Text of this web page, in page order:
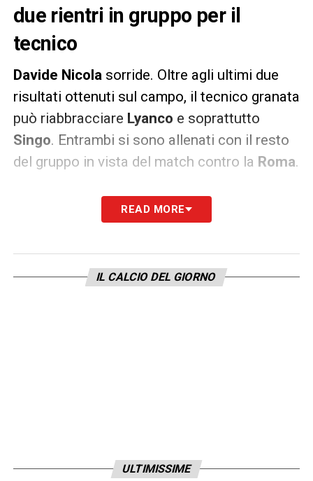
due rientri in gruppo per il
tecnico
Davide Nicola sorride. Oltre agli ultimi due
risultati ottenuti sul campo, il tecnico granata
può riabbracciare Lyanco e soprattutto
Singo. Entrambi si sono allenati con il resto
del gruppo in vista del match contro la Roma.
«Ripresa della preparazione per il Torino, al Filadelfia, con un
allenamento mattutino. Dopo l’attivazione muscolare in campo,
ranghi misti, con campo e minutaggio ridotti.Lyanco
READ MORE
IL CALCIO DEL GIORNO
ULTIMISSIME